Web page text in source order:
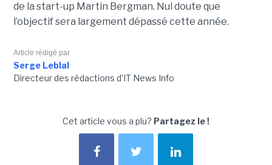
de la start-up Martin Bergman. Nul doute que
l’objectif sera largement dépassé cette année.
Article rédigé par
Serge Leblal
Directeur des rédactions d'IT News Info
Cet article vous a plu? Partagez le !